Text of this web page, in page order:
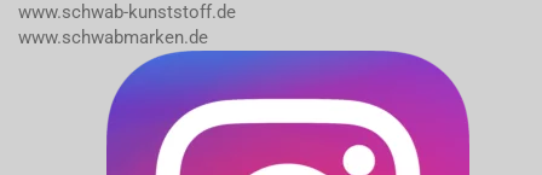
www.schwab-kunststoff.de
www.schwabmarken.de